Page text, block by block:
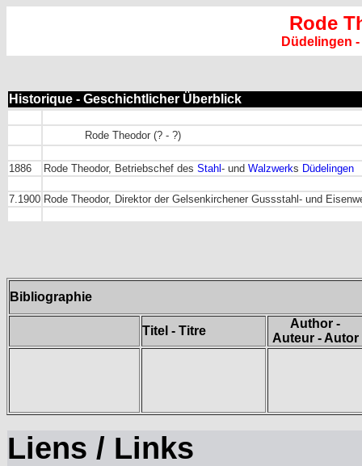
Rode
Düdelingen
Historique - Geschichtlicher Überblick
Rode Theodor (? - ?)
1886 Rode Theodor, Betriebschef des Stahl - und Walzwerks Düdelingen
7.1900 Rode Theodor, Direktor der Gelsenkirchener Gussstahl- und
Bibliographie
Titel - Titre
Author -
Auteur - Autor
Liens / Links